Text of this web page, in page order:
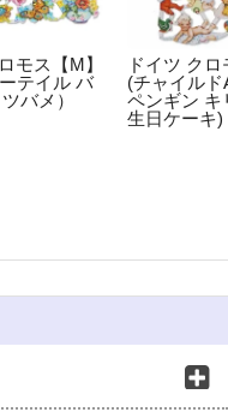
モス【M】
テイル バ
バメ）
ドイツ ク
(チャイルド
ペンギン キ
生日ケーキ)